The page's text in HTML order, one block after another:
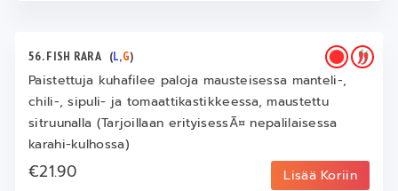
56. FISH RARA (L,G)
Paistettuja kuhafilee paloja mausteisessa manteli-,
chili-, sipuli- ja tomaattikastikkeessa, maustettu
sitruunalla (Tarjoillaan erityisessÃ¤ nepalilaisessa
karahi-kulhossa)
€21.90 Lisää Koriin